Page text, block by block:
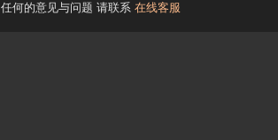
任何的意见与问题 请联系 在线客服